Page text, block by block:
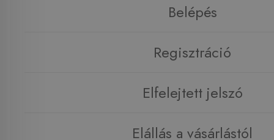
Belépés
Regisztráció
Elfelejtett jelszó
Elállás a vásárlástól